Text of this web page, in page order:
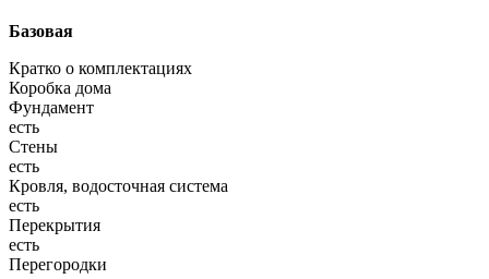
Базовая
Кратко о комплектациях
Коробка дома
Фундамент
есть
Стены
есть
Кровля, водосточная система
есть
Перекрытия
есть
Перегородки